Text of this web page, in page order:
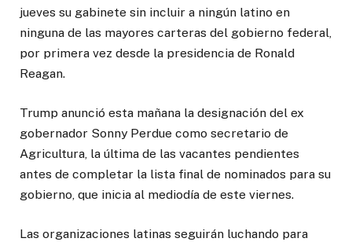
jueves su gabinete sin incluir a ningún latino en
ninguna de las mayores carteras del gobierno federal,
por primera vez desde la presidencia de Ronald
Reagan.
Trump anunció esta mañana la designación del ex
gobernador Sonny Perdue como secretario de
Agricultura, la última de las vacantes pendientes
antes de completar la lista final de nominados para su
gobierno, que inicia al mediodía de este viernes.
Las organizaciones latinas seguirán luchando para